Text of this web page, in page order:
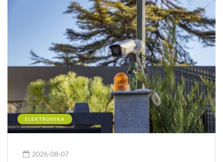
ELEKTRONIKA
2026-08-07